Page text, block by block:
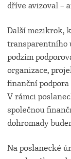
dříve avizoval –
Další mezikrok,
transparentního
podzim
organizace,
finanční
V rámci
společnou
dohromady
Na poslanecké